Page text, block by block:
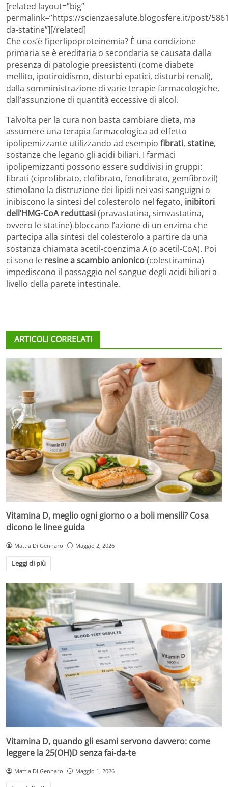
[related layout=”big”
permalink=”https://scienzaesalute.blogosfere.it/post/
da-statine”][/related]
Che cos’è l’iperlipoproteinemia? È una condizione
primaria se è ereditaria o secondaria se causata dalla
presenza di patologie preesistenti (come diabete
mellito, ipotiroidismo, disturbi epatici, disturbi renali),
dalla somministrazione di varie terapie farmacologiche,
dall’assunzione di quantità eccessive di alcol.
Talvolta per la cura non basta cambiare dieta, ma
assumere una terapia farmacologica ad effetto
ipolipemizzante utilizzando ad esempio fibrati, statine,
sostanze che legano gli acidi biliari. I farmaci
ipolipemizzanti possono essere suddivisi in gruppi:
fibrati (ciprofibrato, clofibrato, fenofibrato, gemfibrozil)
stimolano la distruzione dei lipidi nei vasi sanguigni o
inibiscono la sintesi del colesterolo nel fegato, inibitori
dell’HMG-CoA reduttasi(pravastatina, simvastatina,
ovvero le statine) bloccano l’azione di un enzima che
partecipa alla sintesi del colesterolo a partire da una
sostanza chiamata acetil-coenzima A (o acetil-CoA). Poi
ci sono le resine a scambio anionico(colestiramina)
impediscono il passaggio nel sangue degli acidi biliari a
livello della parete intestinale.
ARTICOLI CORRELATI
Vitamina D, meglio ogni giorno o a boli mensili? Cosa
dicono le linee guida
Mattia Di Gennaro Maggio 2, 2026
Leggi di più
Vitamina D, quando gli esami servono davvero: come
leggere la 25(OH)D senza fai-da-te
Mattia Di Gennaro Maggio 1, 2026